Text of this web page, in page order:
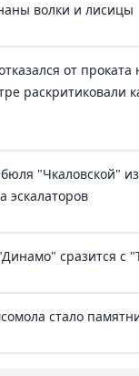
волки и лисицы
от проката
раскритиковали
"Чкаловской"
эскалаторов
сразится с
стало